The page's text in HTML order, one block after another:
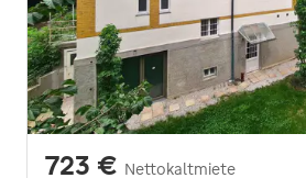
723 € Nettokaltmiete